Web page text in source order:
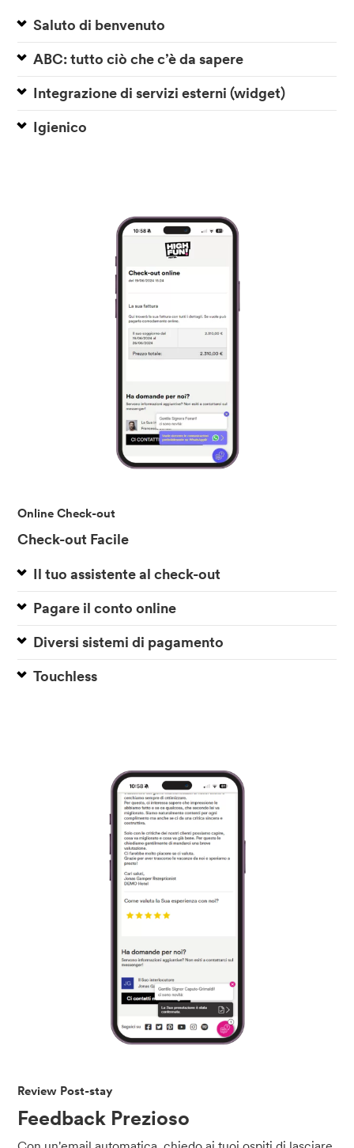
Saluto di benvenuto
ABC: tutto ciò che c’è da sapere
Integrazione di servizi esterni (widget)
Igienico
Online Check-out
Check-out Facile
Il tuo assistente al check-out
Pagare il conto online
Diversi sistemi di pagamento
Touchless
Review Post-stay
Feedback Prezioso